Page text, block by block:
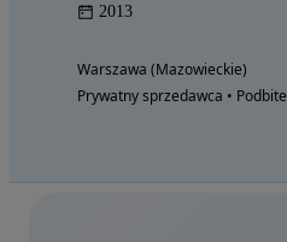
2013
Warszawa (Mazowieckie)
Prywatny sprzedawca • Podbite